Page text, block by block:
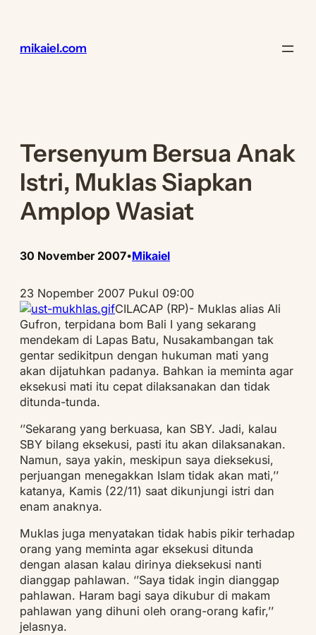
konten
mikaiel.com
Tersenyum Bersua Anak
Istri, Muklas Siapkan
Amplop Wasiat
30 November 2007•Mikaiel
23 Nopember 2007 Pukul 09:00
CILACAP (RP)- Muklas alias Ali
Gufron, terpidana bom Bali I yang sekarang
mendekam di Lapas Batu, Nusakambangan tak
gentar sedikitpun dengan hukuman mati yang
akan dijatuhkan padanya. Bahkan ia meminta agar
eksekusi mati itu cepat dilaksanakan dan tidak
ditunda-tunda.
‘’Sekarang yang berkuasa, kan SBY. Jadi, kalau
SBY bilang eksekusi, pasti itu akan dilaksanakan.
Namun, saya yakin, meskipun saya dieksekusi,
perjuangan menegakkan Islam tidak akan mati,’’
katanya, Kamis (22/11) saat dikunjungi istri dan
enam anaknya.
Muklas juga menyatakan tidak habis pikir terhadap
orang yang meminta agar eksekusi ditunda
dengan alasan kalau dirinya dieksekusi nanti
dianggap pahlawan. ‘’Saya tidak ingin dianggap
pahlawan. Haram bagi saya dikubur di makam
pahlawan yang dihuni oleh orang-orang kafir,’’
jelasnya.